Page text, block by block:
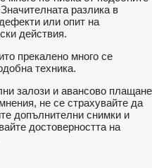
разлика в
или опит на
действия.
прекалено много се
техника.
залози и авансово плащане
не се страхувайте да
допълнителни снимки и
достоверността на